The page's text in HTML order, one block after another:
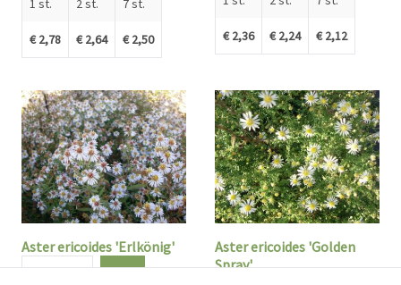
1 st.
€ 2,78
2 st.
€ 2,64
7 st.
€ 2,50 € 2,36 € 2,24 € 2,12
Aster ericoides 'Erlkönig'
Aantal
Aster ericoides 'Golden
Spray'